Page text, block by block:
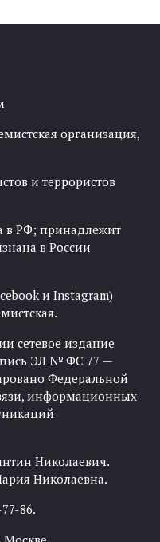
организация,
и террористов
в РФ; принадлежит
в России
и Instagram)
сетевое издание
ЭЛ № ФС 77 —
Федеральной
информационных
Николаевич.
Николаевна.
86.